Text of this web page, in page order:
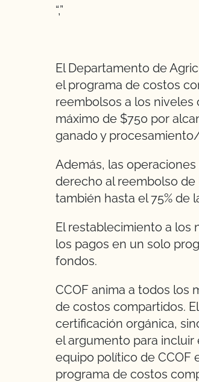
“,”
El Departamento de
el programa de costos
reembolsos a los niveles
máximo de $750 por
ganado y
Además, las
derecho al reembolso
también hasta el 75% de
El restablecimiento a los
los pagos en un solo
fondos.
CCOF anima a todos los
de costos compartidos.
certificación orgánica,
el argumento para incluir
equipo político de CCOF
programa de costos